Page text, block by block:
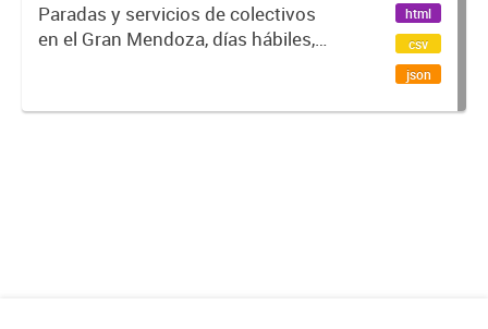
Paradas y servicios de colectivos
en el Gran Mendoza, días hábiles,
html
csv
json